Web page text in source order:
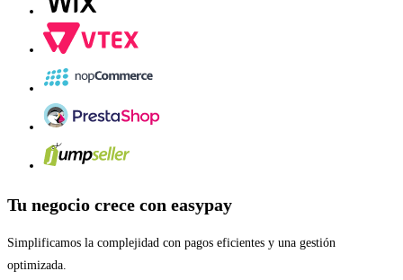
Tu negocio crece con easypay
Simplificamos la complejidad con pagos eficientes y una gestión
optimizada.